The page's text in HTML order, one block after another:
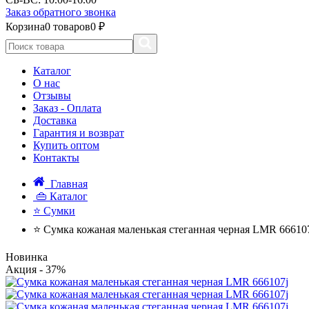
Заказ обратного звонка
Корзина0 товаров0 ₽
Каталог
О нас
Отзывы
Заказ - Оплата
Доставка
Гарантия и возврат
Купить оптом
Контакты
Главная
👜 Каталог
⭐ Сумки
⭐ Сумка кожаная маленькая стеганная черная LMR
Новинка
Акция - 37%